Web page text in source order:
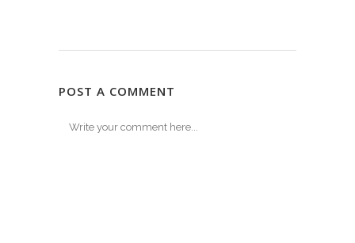
POST A COMMENT